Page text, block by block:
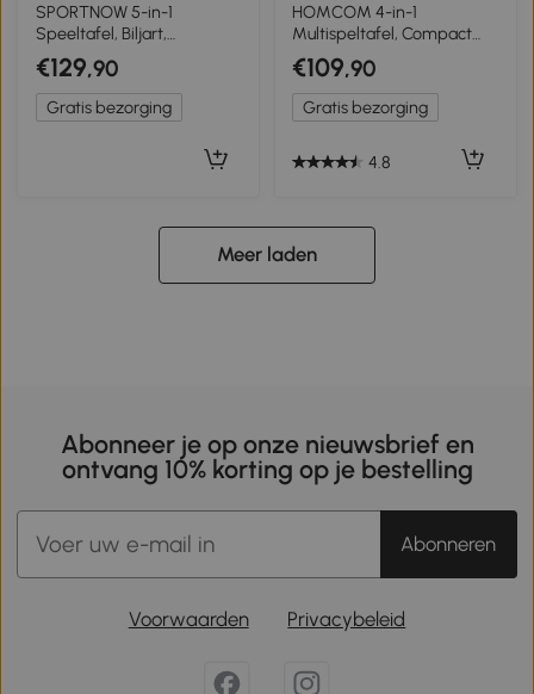
SPORTNOW 5-in-1
Speeltafel, Biljart,
Tafeltennis, Hockey,
Basketbal, Boogschieten,
Inclusief Accessoires, MDF,
Kunststof, Blauw
€129,90
Gratis bezorging
HOMCOM 4-in-1
Multispeltafel, Compact
met Speelaccessoires
Inbegrepen, 87 x 43 x 73
cm
€109,90
Gratis bezorging
4.8
Meer laden
Abonneer je op onze nieuwsbrief en
ontvang 10% korting op je bestelling
Abonneren
Voorwaarden Privacybeleid